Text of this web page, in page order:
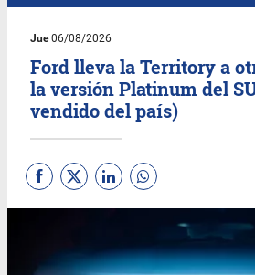
Jue06/08/2026
Ford lleva la Territory a
la versión Platinum del
vendido del país)